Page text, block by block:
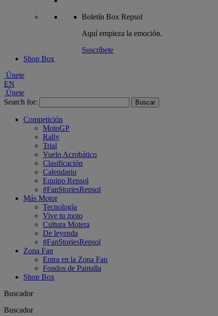
Boletín Box Repsol
Aquí empieza la emoción.
Suscríbete
Shop Box
Únete
EN
Únete
Search for:
Competición
MotoGP
Rally
Trial
Vuelo Acrobático
Clasificación
Calendario
Equipo Repsol
#FanStoriesRepsol
Más Motor
Tecnología
Vive tu moto
Cultura Motera
De leyenda
#FanStoriesRepsol
Zona Fan
Entra en la Zona Fan
Fondos de Pantalla
Shop Box
Buscador
Buscador